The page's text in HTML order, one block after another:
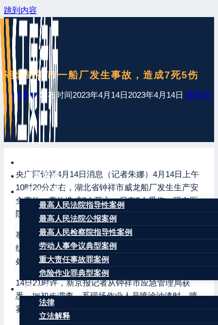
跳到内容
最新发布
案例分享
最高人民法院指导性案例
最高人民法院公报案例
最高人民检察院指导性案例
劳动人事争议典型案例
重大责任事故罪案例
危险作业罪典型案例
法律法规
法律
立法解释
湖北钟祥市一船厂发生事故，造成7死5伤
王康律师 发布时间2023年4月14日 2023年4月14日 最新资
讯
央广网钟祥4月14日消息（记者朱娜）4月14日上午
10时20分左右，湖北省钟祥市威龙船厂发生生产安
全事故，事故造成7人死亡。另有5人受伤，现在医
院救治，生命体征平稳。
事故发生后，钟祥市迅速成立事故处置指挥部，组
织力量开展现场施救、医疗救治、事故调查和善后
处置等工作。目前，各项工作正在有序开展。
14日21时许，新京报记者从钟祥市应急管理局获
悉，据初步调查，系现场作业人员喷涂油漆时，喷
雾遇明火引发爆炸。